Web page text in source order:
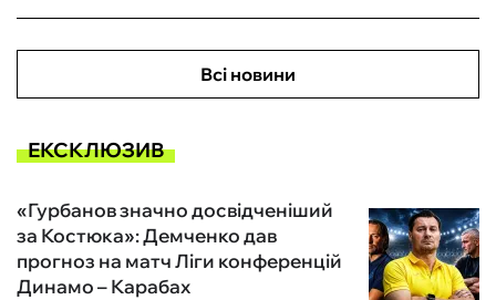
Всі новини
ЕКСКЛЮЗИВ
«Гурбанов значно досвідченіший
за Костюка»: Демченко дав
прогноз на матч Ліги конференцій
Динамо – Карабах